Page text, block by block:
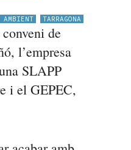
AMBIENT TARRAGONA
de
l’empresa
SLAPP
i el GEPEC,